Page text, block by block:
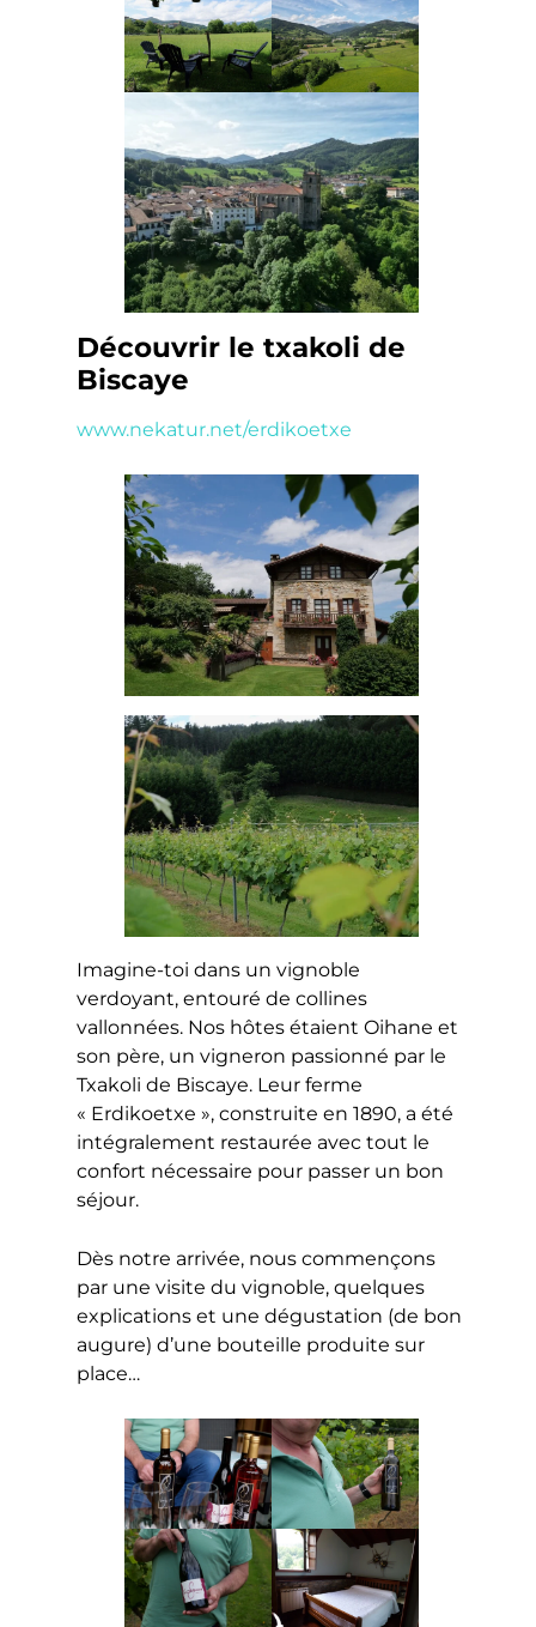
Découvrir le txakoli de
Biscaye
www.nekatur.net/erdikoetxe
Imagine-toi dans un vignoble
verdoyant, entouré de collines
vallonnées. Nos hôtes étaient Oihane et
son père, un vigneron passionné par le
Txakoli de Biscaye. Leur ferme
« Erdikoetxe », construite en 1890, a été
intégralement restaurée avec tout le
confort nécessaire pour passer un bon
séjour.
Dès notre arrivée, nous commençons
par une visite du vignoble, quelques
explications et une dégustation (de bon
augure) d’une bouteille produite sur
place…